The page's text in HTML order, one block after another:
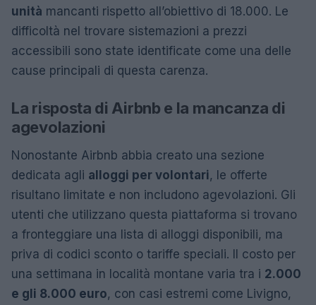
unità mancanti rispetto all’obiettivo di 18.000. Le
difficoltà nel trovare sistemazioni a prezzi
accessibili sono state identificate come una delle
cause principali di questa carenza.
La risposta di Airbnb e la mancanza di
agevolazioni
Nonostante Airbnb abbia creato una sezione
dedicata agli alloggi per volontari, le offerte
risultano limitate e non includono agevolazioni. Gli
utenti che utilizzano questa piattaforma si trovano
a fronteggiare una lista di alloggi disponibili, ma
priva di codici sconto o tariffe speciali. Il costo per
una settimana in località montane varia tra i 2.000
e gli 8.000 euro, con casi estremi come Livigno,